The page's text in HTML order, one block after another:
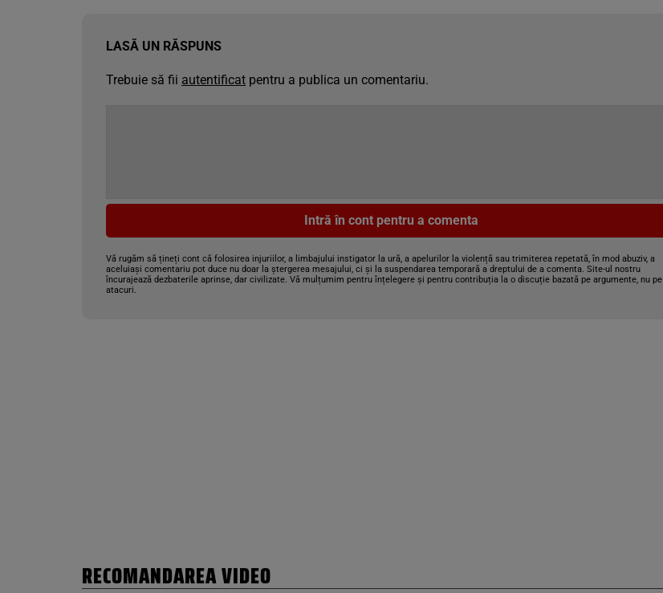
LASĂ UN RĂSPUNS
Trebuie să fii autentificat pentru a publica un comentariu.
Intră în cont pentru a comenta
Vă rugăm să țineți cont că folosirea injuriilor, a limbajului instigator la ură, a apelurilor la violență sau trimiterea repetată, în mod abuziv, a
aceluiași comentariu pot duce nu doar la ștergerea mesajului, ci și la suspendarea temporară a dreptului de a comenta. Site-ul nostru
încurajează dezbaterile aprinse, dar civilizate. Vă mulțumim pentru înțelegere și pentru contribuția la o discuție bazată pe argumente, nu pe
atacuri.
RECOMANDAREA VIDEO